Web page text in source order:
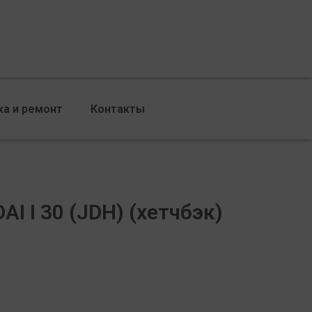
и ремонт Контакты
I 30 (JDH) (хетчбэк)